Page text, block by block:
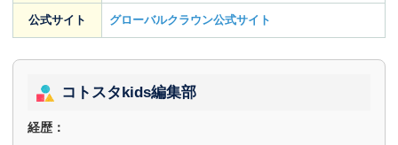
公式サイト グローバルクラウン公式サイト
コトスタkids編集部
経歴：